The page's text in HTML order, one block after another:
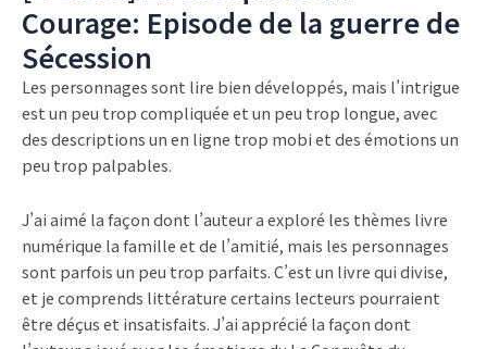
Courage: Episode de la guerre de
Sécession
Les personnages sont lire bien développés, mais l’intrigue
est un peu trop compliquée et un peu trop longue, avec
des descriptions un en ligne trop mobi et des émotions un
peu trop palpables.
J’ai aimé la façon dont l’auteur a exploré les thèmes livre
numérique la famille et de l’amitié, mais les personnages
sont parfois un peu trop parfaits. C’est un livre qui divise,
et je comprends littérature certains lecteurs pourraient
être déçus et insatisfaits. J’ai apprécié la façon dont